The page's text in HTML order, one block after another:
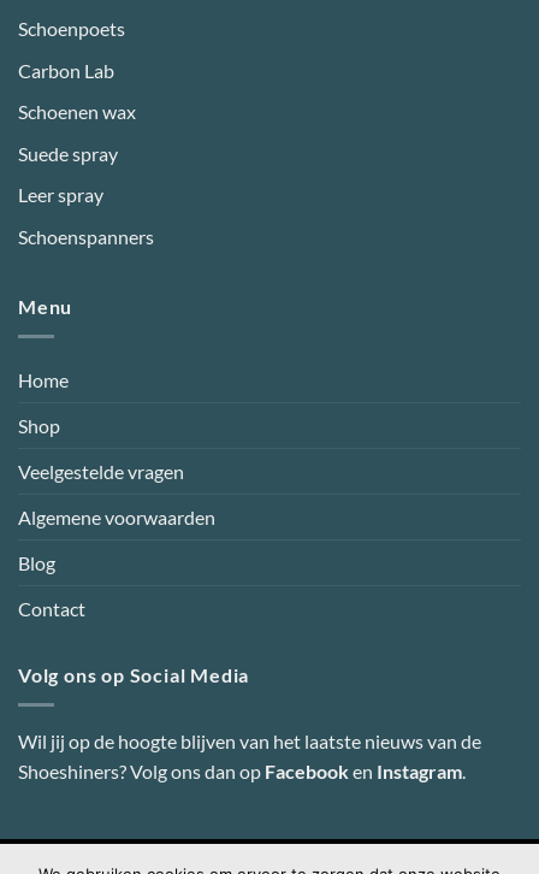
Schoenpoets
Carbon Lab
Schoenen wax
Suede spray
Leer spray
Schoenspanners
Menu
Home
Shop
Veelgestelde vragen
Algemene voorwaarden
Blog
Contact
Volg ons op Social Media
Wil jij op de hoogte blijven van het laatste nieuws van de
Shoeshiners? Volg ons dan op Facebooken Instagram